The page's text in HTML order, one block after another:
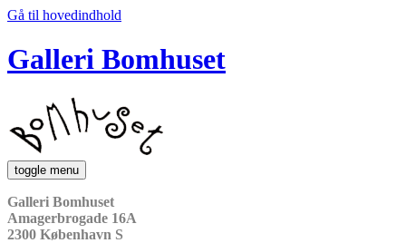
Gå til hovedindhold
Galleri Bomhuset
toggle menu
Galleri Bomhuset
Amagerbrogade 16A
2300 København S